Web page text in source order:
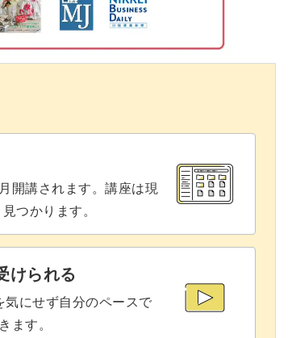
開講されます。講座は現
つかります。
けられる
気にせず自分のペースで
ます。